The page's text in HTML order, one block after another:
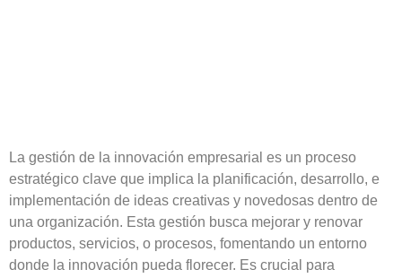
La gestión de la innovación empresarial es un proceso
estratégico clave que implica la planificación, desarrollo, e
implementación de ideas creativas y novedosas dentro de
una organización. Esta gestión busca mejorar y renovar
productos, servicios, o procesos, fomentando un entorno
donde la innovación pueda florecer. Es crucial para